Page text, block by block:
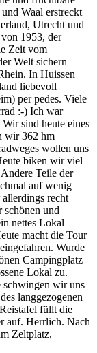
Waal erstreckt
Utrecht und
1953, der
Zeit vom
Welt sichern
In Huissen
liebevoll
per pedes. Viele
:-) Ich war
sind heute eines
wir 362 hm
wollen uns
biken wir viel
Teile der
auf wenig
recht
schönen und
nettes Lokal
macht die Tour
Wurde
Campingplatz
Lokal zu.
schwingen wir uns
langgezogenen
füllt die
auf. Herrlich. Nach
Zeltplatz,